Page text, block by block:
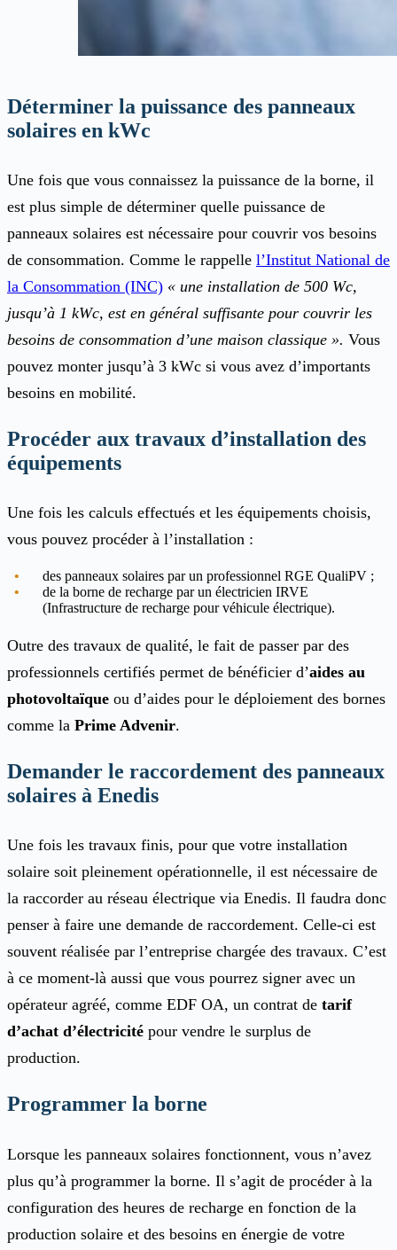
Déterminer la puissance des panneaux
solaires en kWc
Une fois que vous connaissez la puissance de la borne, il
est plus simple de déterminer quelle puissance de
panneaux solaires est nécessaire pour couvrir vos besoins
de consommation. Comme le rappelle l’Institut National de
la Consommation (INC) « une installation de 500 Wc,
jusqu’à 1 kWc, est en général suffisante pour couvrir les
besoins de consommation d’une maison classique ». Vous
pouvez monter jusqu’à 3 kWc si vous avez d’importants
besoins en mobilité.
Procéder aux travaux d’installation des
équipements
Une fois les calculs effectués et les équipements choisis,
vous pouvez procéder à l’installation :
des panneaux solaires par un professionnel RGE QualiPV ;
de la borne de recharge par un électricien IRVE
(Infrastructure de recharge pour véhicule électrique).
Outre des travaux de qualité, le fait de passer par des
professionnels certifiés permet de bénéficier d’aides au
photovoltaïque ou d’aides pour le déploiement des bornes
comme la Prime Advenir.
Demander le raccordement des panneaux
solaires à Enedis
Une fois les travaux finis, pour que votre installation
solaire soit pleinement opérationnelle, il est nécessaire de
la raccorder au réseau électrique via Enedis. Il faudra donc
penser à faire une demande de raccordement. Celle-ci est
souvent réalisée par l’entreprise chargée des travaux. C’est
à ce moment-là aussi que vous pourrez signer avec un
opérateur agréé, comme EDF OA, un contrat de tarif
d’achat d’électricité pour vendre le surplus de
production.
Programmer la borne
Lorsque les panneaux solaires fonctionnent, vous n’avez
plus qu’à programmer la borne. Il s’agit de procéder à la
configuration des heures de recharge en fonction de la
production solaire et des besoins en énergie de votre